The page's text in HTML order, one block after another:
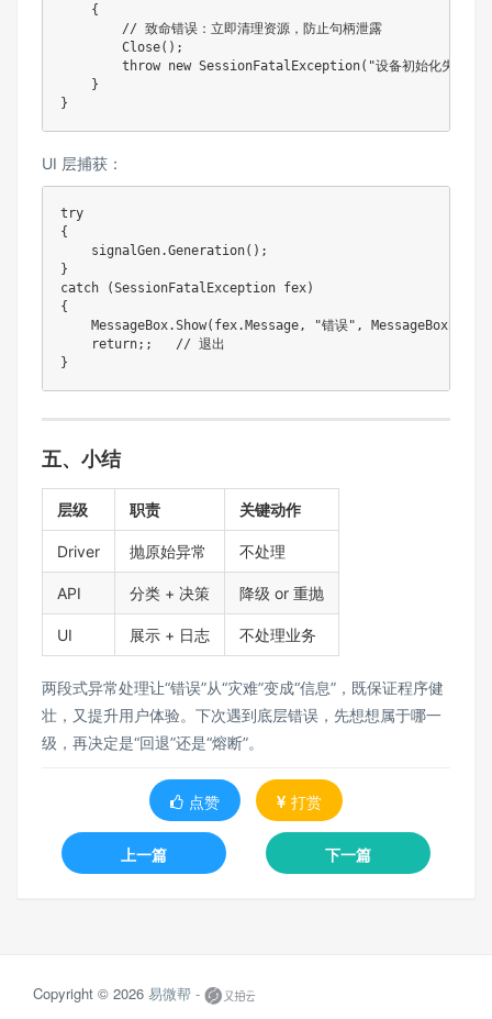
    {
        // 致命错误：立即清理资源，防止句柄泄露
        Close();
throw new SessionFatalException("设备初始化失败，
    }
}
UI 层捕获：
try
{
    signalGen.Generation();
}
catch (SessionFatalException fex)
{
MessageBox.Show(fex.Message, "错误",
    return;;   // 退出
}
五、小结
层级 职责 关键动作
Driver 抛原始异常 不处理
API 分类 + 决策 降级 or 重抛
UI 展示 + 日志 不处理业务
两段式异常处理让“错误”从“灾难”变成“信息”，既保证程序健
壮，又提升用户体验。下次遇到底层错误，先想想属于哪一
级，再决定是“回退”还是“熔断”。
点赞 打赏
上一篇 下一篇
Copyright © 2026 易微帮 -